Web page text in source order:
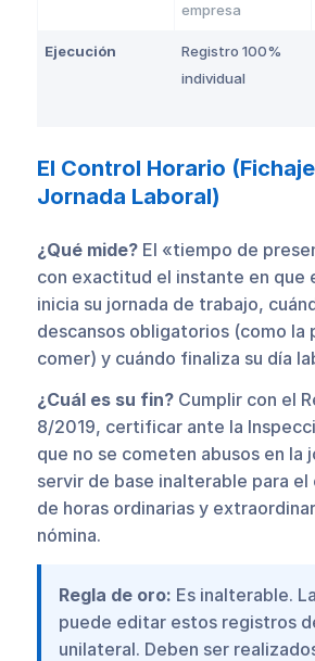
empresa
Ejecución
Registro 100%
individual
El Control Horario
Jornada Laboral)
¿Qué mide?El «tiempo de
con exactitud el instante en que
inicia su jornada de trabajo,
descansos obligatorios (como la
comer) y cuándo finaliza su día
¿Cuál es su fin?Cumplir con el
8/2019, certificar ante la
que no se cometen abusos en la
servir de base inalterable para el
de horas ordinarias y
nómina.
Regla de oro: Es inalterable.
puede editar estos registros
unilateral. Deben ser